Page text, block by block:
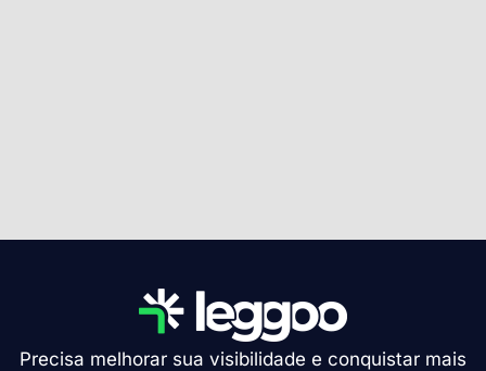
Precisa melhorar sua visibilidade e conquistar mais